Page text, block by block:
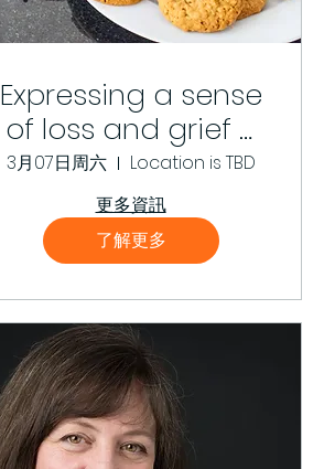
Expressing a sense
of loss and grief –
writing workshop
3月07日周六
Location is TBD
更多資訊
了解更多